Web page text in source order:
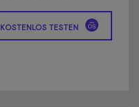
KOSTENLOS TESTEN